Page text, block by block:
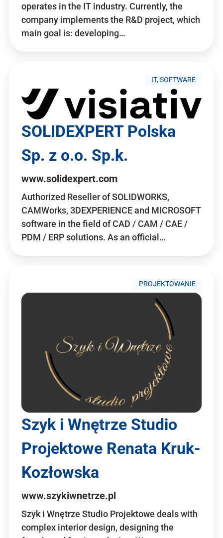
operates in the IT industry. Currently, the
company implements the R&D project, which
main goal is: developing…
IT, SOFTWARE
SOLIDEXPERT Polska
Sp. z o.o. Sp.k.
www.solidexpert.com
Authorized Reseller of SOLIDWORKS,
CAMWorks, 3DEXPERIENCE and MICROSOFT
software in the field of CAD / CAM / CAE /
PDM / ERP solutions. As an official…
PROJEKTOWANIE
Szyk i Wnętrze Studio
Projektowe Renata Kruk-
Kozłowska
www.szykiwnetrze.pl
Szyk i Wnętrze Studio Projektowe deals with
complex interior design, designing the